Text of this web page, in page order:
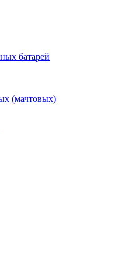
батарей
(мачтовых)